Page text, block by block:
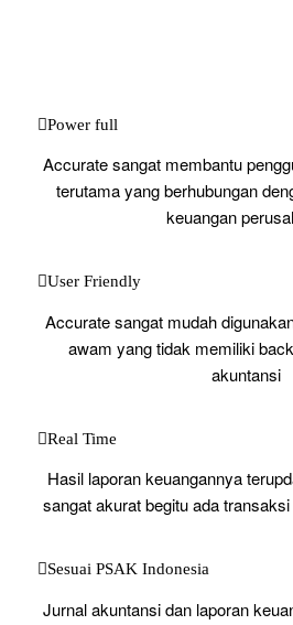
Power full
Accurate sangat membantu
terutama yang berhubungan
keuangan
User Friendly
Accurate sangat mudah
awam yang tidak memiliki
akuntansi
Real Time
Hasil laporan keuangannya
sangat akurat begitu ada
Sesuai PSAK Indonesia
Jurnal akuntansi dan laporan